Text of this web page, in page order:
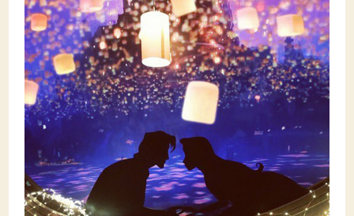
Contribute,inc.
)